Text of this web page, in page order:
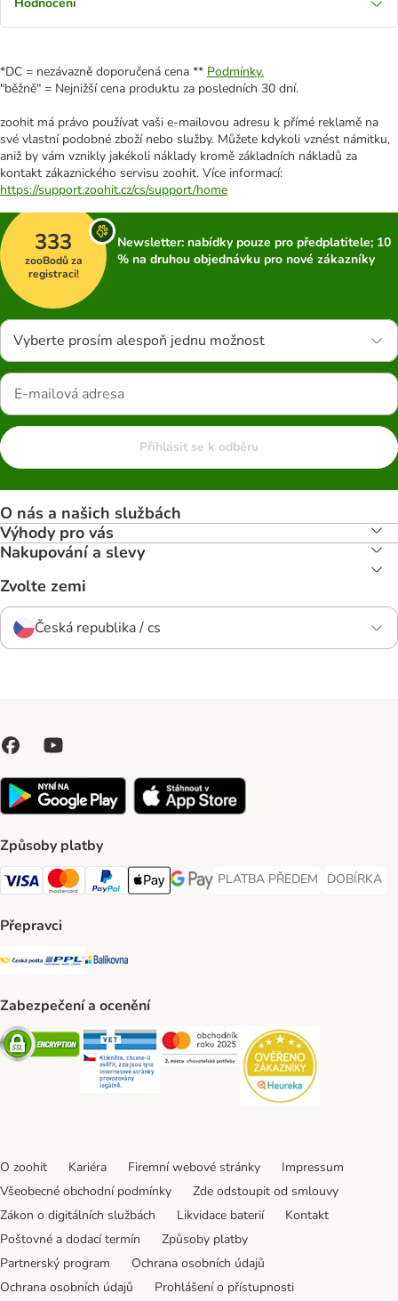
*DC = nezávazně doporučená cena ** Podmínky.
"běžně" = Nejnižší cena produktu za posledních 30 dní.
zoohit má právo používat vaši e-mailovou adresu k přímé reklamě na
své vlastní podobné zboží nebo služby. Můžete kdykoli vznést námitku,
aniž by vám vznikly jakékoli náklady kromě základních nákladů za
kontakt zákaznického servisu zoohit. Více informací:
https://support.zoohit.cz/cs/support/home
333
zooBodů za
registraci!
Newsletter: nabídky pouze pro předplatitele; 10
% na druhou objednávku pro nové zákazníky
Vyberte prosím alespoň jednu možnost
Přihlásit se k odběru
O nás a našich službách
Výhody pro vás
Nakupování a slevy
Zvolte zemi
Česká republika / cs
Způsoby platby
Visa Payment Method
Mastercard Payment Method
PayPal Payment Method
Apple pay Payment Method
GooglePay Payment Method
PLATBA PŘEDEM
PLATBA PŘEDEM Payment
DOBÍRKA
DOBÍRKA
Přepravci
Česká pošta Shipping Method
PPL Shipping Method
Balíkovna Shipping Method
Zabezpečení a ocenění
Security Security Security
O zoohit Kariéra Firemní webové stránky
Impressum
Všeobecné obchodní podmínky
Zde odstoupit od smlouvy
Zákon o digitálních službách
Likvidace baterií
Kontakt
Poštovné a dodací termín
Způsoby platby
Partnerský program
Ochrana osobních údajů
Ochrana osobních údajů
Prohlášení o přístupnosti